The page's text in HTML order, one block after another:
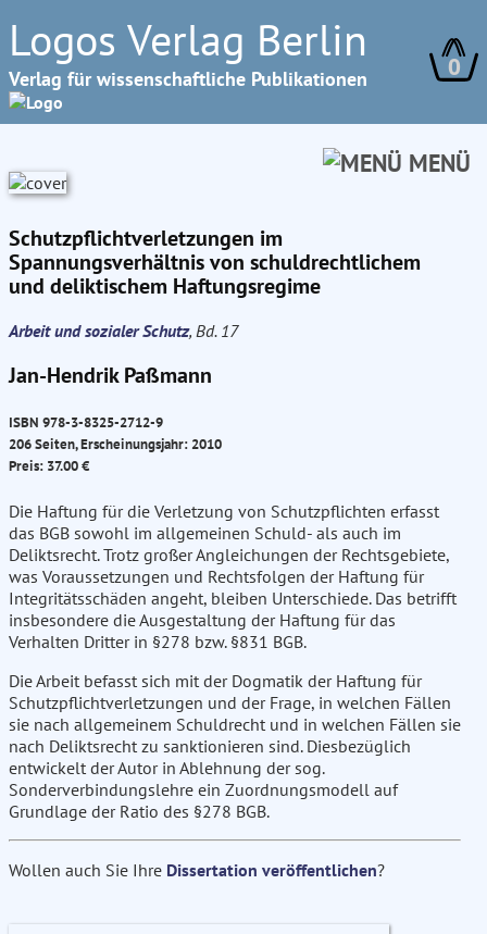
Logos Verlag Berlin
Verlag für wissenschaftliche Publikationen 0
MENÜ
Schutzpflichtverletzungen im
Spannungsverhältnis von schuldrechtlichem
und deliktischem Haftungsregime
Arbeit und sozialer Schutz, Bd. 17
Jan-Hendrik Paßmann
ISBN 978-3-8325-2712-9
206 Seiten, Erscheinungsjahr: 2010
Preis: 37.00 €
Die Haftung für die Verletzung von Schutzpflichten erfasst
das BGB sowohl im allgemeinen Schuld- als auch im
Deliktsrecht. Trotz großer Angleichungen der Rechtsgebiete,
was Voraussetzungen und Rechtsfolgen der Haftung für
Integritätsschäden angeht, bleiben Unterschiede. Das betrifft
insbesondere die Ausgestaltung der Haftung für das
Verhalten Dritter in §278 bzw. §831 BGB.
Die Arbeit befasst sich mit der Dogmatik der Haftung für
Schutzpflichtverletzungen und der Frage, in welchen Fällen
sie nach allgemeinem Schuldrecht und in welchen Fällen sie
nach Deliktsrecht zu sanktionieren sind. Diesbezüglich
entwickelt der Autor in Ablehnung der sog.
Sonderverbindungslehre ein Zuordnungsmodell auf
Grundlage der Ratio des §278 BGB.
Wollen auch Sie Ihre Dissertation veröffentlichen?